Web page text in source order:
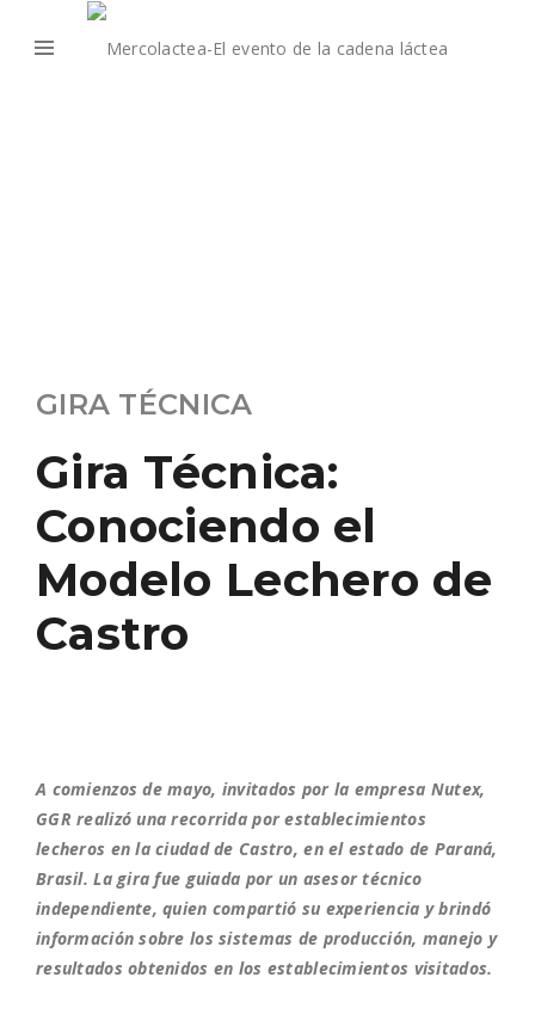
GIRA TÉCNICA
Gira Técnica:
Conociendo el
Modelo Lechero de
Castro
A comienzos de mayo, invitados por la empresa Nutex,
GGR realizó una recorrida por establecimientos
lecheros en la ciudad de Castro, en el estado de Paraná,
Brasil. La gira fue guiada por un asesor técnico
independiente, quien compartió su experiencia y brindó
información sobre los sistemas de producción, manejo y
resultados obtenidos en los establecimientos visitados.